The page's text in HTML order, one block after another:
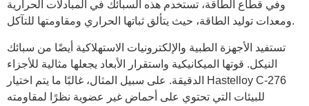
وفي قطاع الطاقة، تستخدم هذه السبائك في المبادلات الحرارية
ومعدات توليد الطاقة، حيث يتألق ثباتها الحراري ومقاومتها للتآكل.
تستفيد الأجهزة الطبية والإلكترونيات الاستهلاكية أيضًا من سبائك
النيكل. قوتها الميكانيكية واستقرار الأبعاد يجعلها مثالية للأجزاء
الدقيقة. على سبيل المثال، غالبًا ما يتم اختيار Hastelloy C-276
للبيئات التي تحتوي على أحماض غير عضوية نظرًا لمقاومته